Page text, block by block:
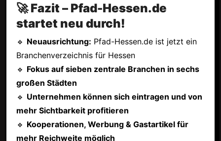
🚀 Fazit – Pfad-Hessen.de
startet neu durch!
🔹 Neuausrichtung: Pfad-Hessen.de ist jetzt ein
Branchenverzeichnis für Hessen
🔹 Fokus auf sieben zentrale Branchen in sechs
großen Städten
🔹 Unternehmen können sich eintragen und von
mehr Sichtbarkeit profitieren
🔹 Kooperationen, Werbung & Gastartikel für
mehr Reichweite möglich